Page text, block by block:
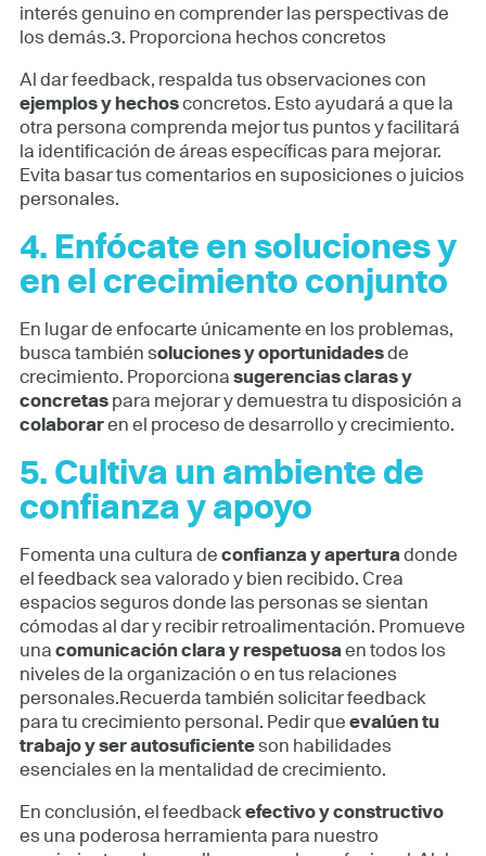
interés genuino en comprender las perspectivas de
los demás.3. Proporciona hechos concretos
Al dar feedback, respalda tus observaciones con
ejemplos y hechosconcretos. Esto ayudará a que la
otra persona comprenda mejor tus puntos y facilitará
la identificación de áreas específicas para mejorar.
Evita basar tus comentarios en suposiciones o juicios
personales.
4. Enfócate en soluciones y
en el crecimiento conjunto
En lugar de enfocarte únicamente en los problemas,
busca también soluciones y oportunidadesde
crecimiento. Proporciona sugerencias claras y
concretas para mejorar y demuestra tu disposición a
colaboraren el proceso de desarrollo y crecimiento.
5. Cultiva un ambiente de
confianza y apoyo
Fomenta una cultura de confianza y apertura donde
el feedback sea valorado y bien recibido. Crea
espacios seguros donde las personas se sientan
cómodas al dar y recibir retroalimentación. Promueve
una comunicación clara y respetuosa en todos los
niveles de la organización o en tus relaciones
personales.Recuerda también solicitar feedback
para tu crecimiento personal. Pedir que evalúen tu
trabajo y ser autosuficienteson habilidades
esenciales en la mentalidad de crecimiento.
En conclusión, el feedback efectivo y constructivo
es una poderosa herramienta para nuestro